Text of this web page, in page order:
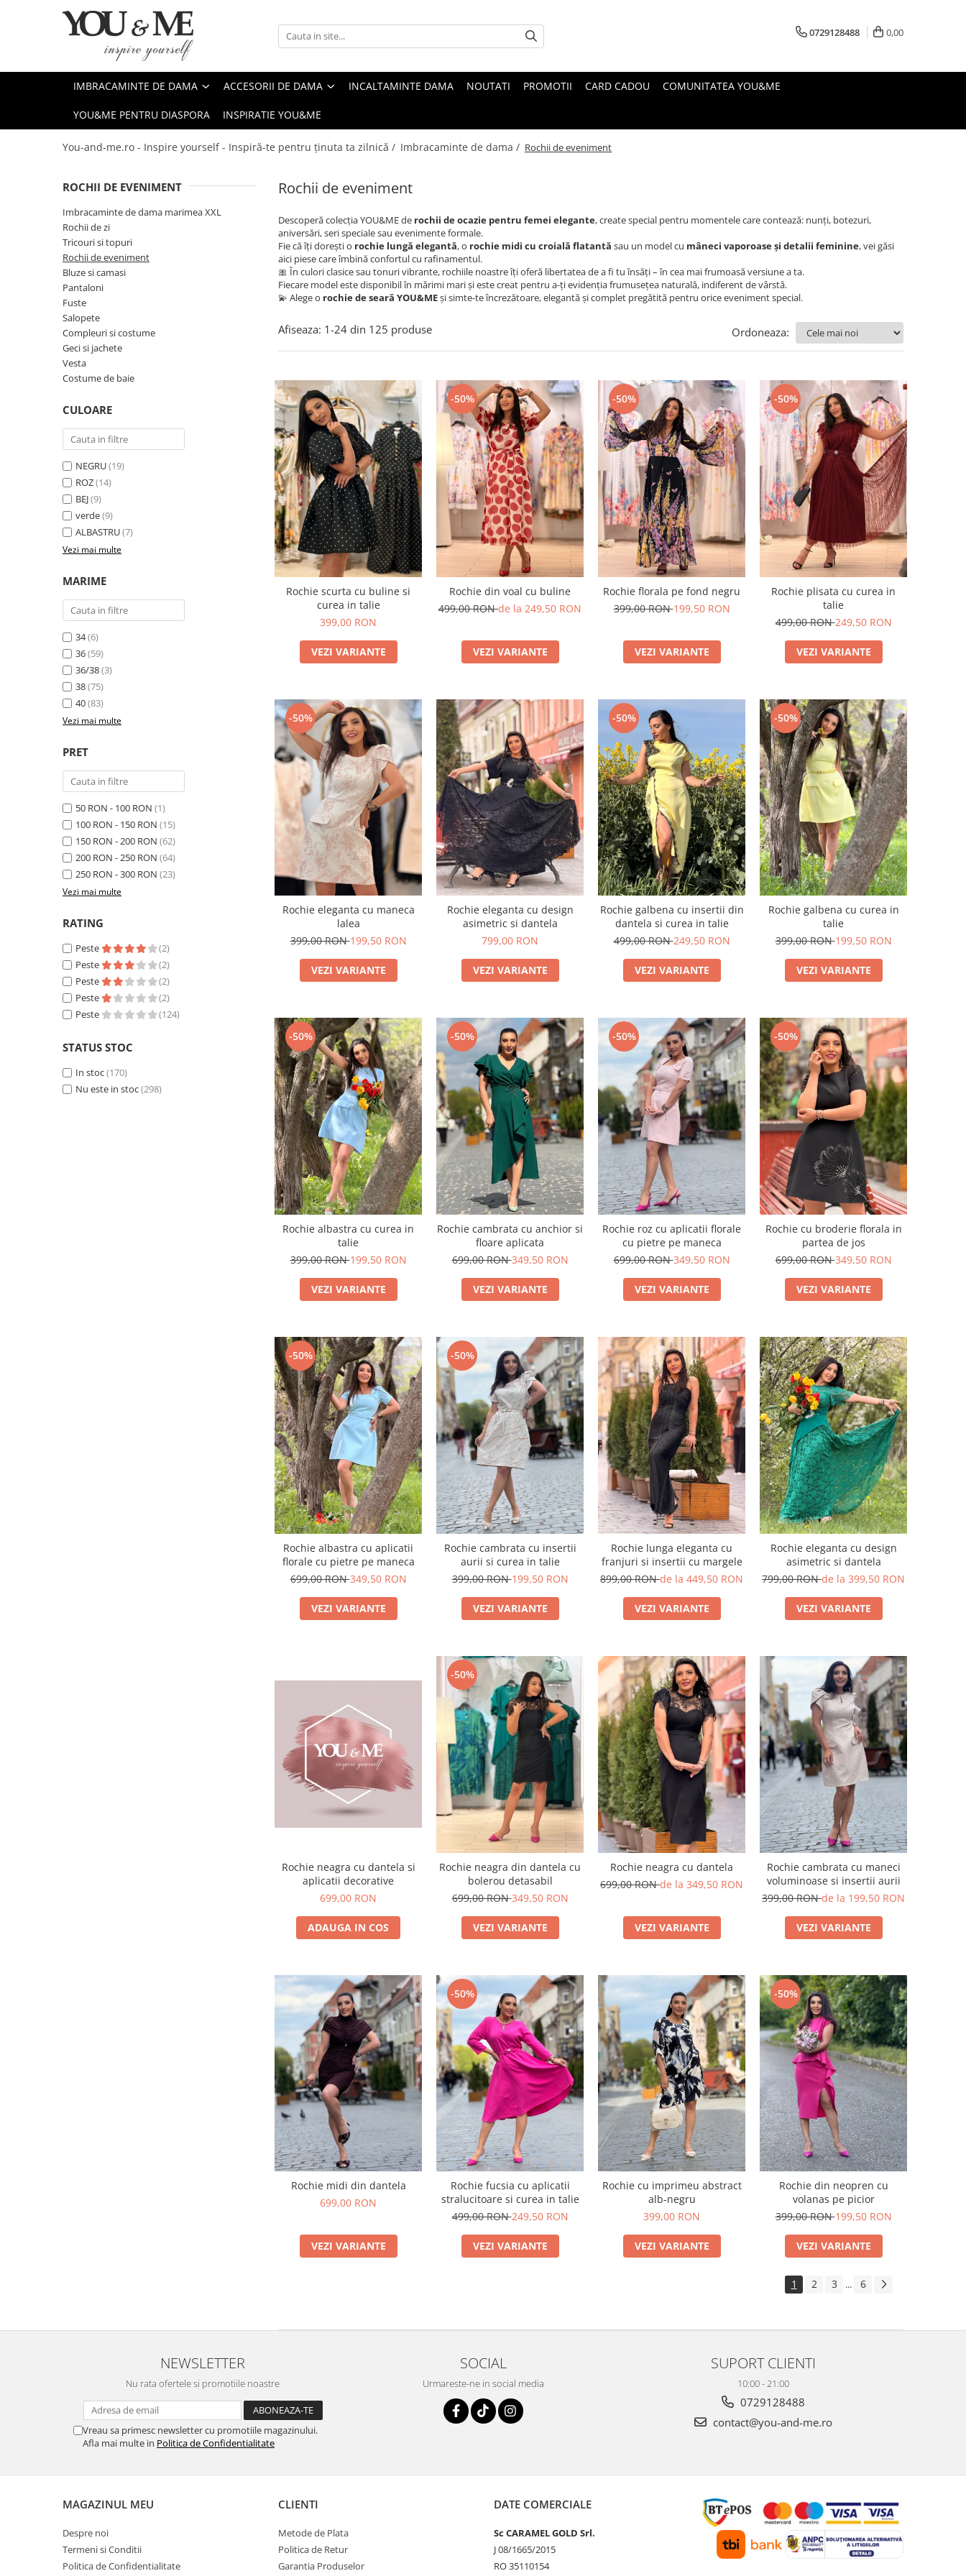
Imbracaminte de dama
Geci si jachete
Rochii de zi
Compleuri si costume
Tricouri si topuri
Costume de baie
Accesorii de dama
Coliere si brose
0729128488 0,00
IMBRACAMINTE DE DAMA ACCESORII DE DAMA INCALTAMINTE DAMA NOUTATI PROMOTII CARD CADOU COMUNITATEA YOU&ME
YOU&ME PENTRU DIASPORA INSPIRATIE YOU&ME
You-and-me.ro - Inspire yourself - Inspiră-te pentru ținuta ta zilnică / Imbracaminte de dama / Rochii de eveniment
Rochii de eveniment
Descoperă colecția YOU&ME de rochii de ocazie pentru femei elegante, create special pentru momentele care contează: nunți, botezuri,
aniversări, seri speciale sau evenimente formale.
Fie că îți dorești o rochie lungă elegantă, o rochie midi cu croială flatantă sau un model cu mâneci vaporoase și detalii feminine, vei găsi
aici piese care îmbină confortul cu rafinamentul.
🎀 În culori clasice sau tonuri vibrante, rochiile noastre îți oferă libertatea de a fi tu însăți – în cea mai frumoasă versiune a ta.
Fiecare model este disponibil în mărimi mari și este creat pentru a-ți evidenția frumusețea naturală, indiferent de vârstă.
💫 Alege o rochie de seară YOU&MEși simte-te încrezătoare, elegantă și complet pregătită pentru orice eveniment special.
ROCHII DE EVENIMENT
Imbracaminte de dama marimea XXL
Rochii de zi
Tricouri si topuri
Rochii de eveniment
Bluze si camasi
Pantaloni
Fuste
Salopete
Compleuri si costume
Geci si jachete
Vesta
Costume de baie
CULOARE
NEGRU(19)
ROZ(14)
BEJ(9)
verde(9)
ALBASTRU(7)
Vezi mai multe
MARIME
34(6)
36(59)
36/38(3)
38(75)
40(83)
Vezi mai multe
PRET
50 RON - 100 RON (1)
100 RON - 150 RON (15)
150 RON - 200 RON (62)
200 RON - 250 RON (64)
250 RON - 300 RON (23)
Vezi mai multe
RATING
Peste
(2)
Peste
(2)
Peste
(2)
Peste
(2)
Peste
(124)
STATUS STOC
In stoc(170)
Nu este in stoc(298)
Afiseaza: 1-24 din 125 produse Ordoneaza:
Rochie scurta cu buline si
curea in talie
399,00 RON
VEZI VARIANTE
-50%
Rochie din voal cu buline
499,00 RONde la 249,50 RON
VEZI VARIANTE
-50%
Rochie florala pe fond negru
399,00 RON199,50 RON
VEZI VARIANTE
-50%
Rochie plisata cu curea in
talie
499,00 RON249,50 RON
VEZI VARIANTE
-50%
Rochie eleganta cu maneca
lalea
399,00 RON199,50 RON
VEZI VARIANTE
Rochie eleganta cu design
asimetric si dantela
799,00 RON
VEZI VARIANTE
-50%
Rochie galbena cu insertii din
dantela si curea in talie
499,00 RON249,50 RON
VEZI VARIANTE
-50%
Rochie galbena cu curea in
talie
399,00 RON199,50 RON
VEZI VARIANTE
-50%
Rochie albastra cu curea in
talie
399,00 RON199,50 RON
VEZI VARIANTE
-50%
Rochie cambrata cu anchior si
floare aplicata
699,00 RON349,50 RON
VEZI VARIANTE
-50%
Rochie roz cu aplicatii florale
cu pietre pe maneca
699,00 RON349,50 RON
VEZI VARIANTE
-50%
Rochie cu broderie florala in
partea de jos
699,00 RON349,50 RON
VEZI VARIANTE
-50%
Rochie albastra cu aplicatii
florale cu pietre pe maneca
699,00 RON349,50 RON
VEZI VARIANTE
-50%
Rochie cambrata cu insertii
aurii si curea in talie
399,00 RON199,50 RON
VEZI VARIANTE
Rochie lunga eleganta cu
franjuri si insertii cu margele
899,00 RONde la 449,50 RON
VEZI VARIANTE
Rochie eleganta cu design
asimetric si dantela
799,00 RONde la 399,50 RON
VEZI VARIANTE
Rochie neagra cu dantela si
aplicatii decorative
699,00 RON
ADAUGA IN COS
-50%
Rochie neagra din dantela cu
bolerou detasabil
699,00 RON349,50 RON
VEZI VARIANTE
Rochie neagra cu dantela
699,00 RONde la 349,50 RON
VEZI VARIANTE
Rochie cambrata cu maneci
voluminoase si insertii aurii
399,00 RONde la 199,50 RON
VEZI VARIANTE
Rochie midi din dantela
699,00 RON
VEZI VARIANTE
-50%
Rochie fucsia cu aplicatii
stralucitoare si curea in talie
499,00 RON249,50 RON
VEZI VARIANTE
Rochie cu imprimeu abstract
alb-negru
399,00 RON
VEZI VARIANTE
-50%
Rochie din neopren cu
volanas pe picior
399,00 RON199,50 RON
VEZI VARIANTE
1 2 3 ... 6
NEWSLETTER
Nu rata ofertele si promotiile noastre
Vreau sa primesc newsletter cu promotiile magazinului.
Afla mai multe in Politica de Confidentialitate
SOCIAL
Urmareste-ne in social media
SUPORT CLIENTI
10:00 - 21:00
0729128488
contact@you-and-me.ro
MAGAZINUL MEU
Despre noi
Termeni si Conditii
Politica de Confidentialitate
CLIENTI
Metode de Plata
Politica de Retur
Garantia Produselor
DATE COMERCIALE
Sc CARAMEL GOLD Srl.
J 08/1665/2015
RO 35110154